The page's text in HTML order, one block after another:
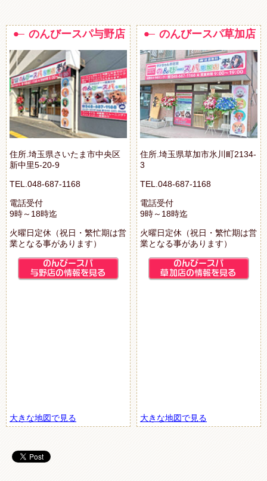
のんびースパ与野店
住所.埼玉県さいたま市中央区
新中里5-20-9
TEL.048-687-1168
電話受付
9時～18時迄
火曜日定休（祝日・繁忙期は営
業となる事があります）
大きな地図で見る
のんびースパ草加店
住所.埼玉県草加市氷川町2134-
3
TEL.048-687-1168
電話受付
9時～18時迄
火曜日定休（祝日・繁忙期は営
業となる事があります）
大きな地図で見る